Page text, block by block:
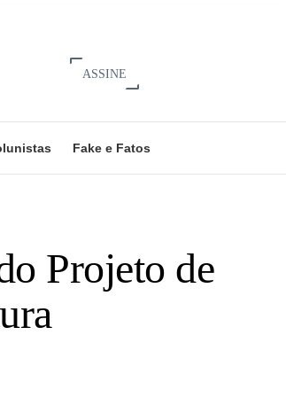
ASSINE
Fake e Fatos
Projeto de